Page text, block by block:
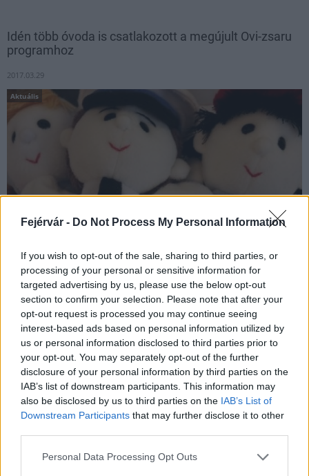
Fejérvár - Do Not Process My Personal Information
If you wish to opt-out of the sale, sharing to third parties, or
processing of your personal or sensitive information for
targeted advertising by us, please use the below opt-out
section to confirm your selection. Please note that after your
opt-out request is processed you may continue seeing
interest-based ads based on personal information utilized by
us or personal information disclosed to third parties prior to
your opt-out. You may separately opt-out of the further
disclosure of your personal information by third parties on the
IAB’s list of downstream participants. This information may
also be disclosed by us to third parties on the IAB’s List of
Downstream Participants that may further disclose it to other
Please note that this website/app uses one or more Google
Personal Data Processing Opt Outs
Idén több óvoda is csatlakozott a megújult Ovi-zsaru
programhoz
2017.03.29
Aktuális
2017. március 29-én felkészítő előadást tartott a Fejér Megyei
Rendőr-főkapitányság Bűnmegelőzési Osztálya az "Ovi-zsaru"
programhoz csatlakozó intézmények képviselői számára
Székesfehérváron.
1